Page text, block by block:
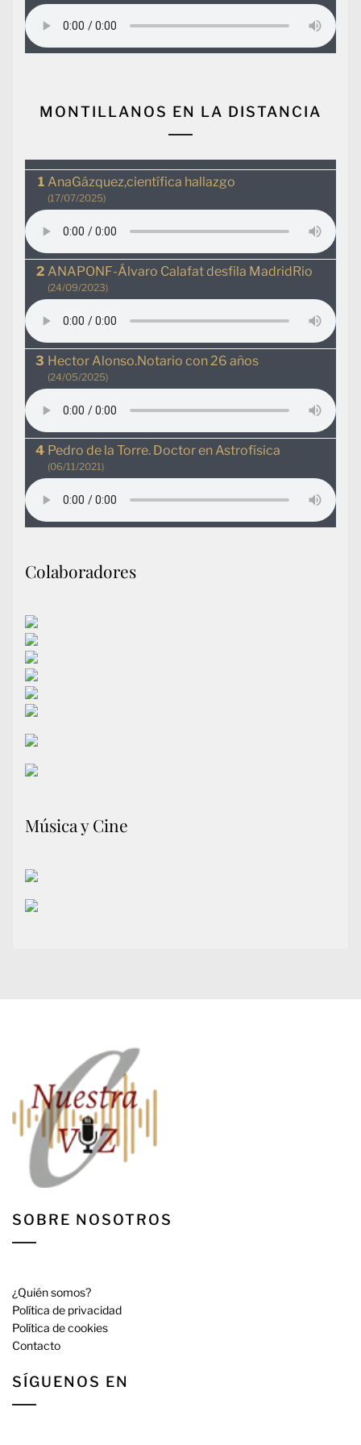
MONTILLANOS EN LA DISTANCIA
AnaGázquez,científica hallazgo
(17/07/2025)
ANAPONF-Álvaro Calafat desfila MadridRio
(24/09/2023)
Hector Alonso.Notario con 26 años
(24/05/2025)
Pedro de la Torre. Doctor en Astrofísica
(06/11/2021)
Colaboradores
Música y Cine
SOBRE NOSOTROS
¿Quién somos?
Política de privacidad
Política de cookies
Contacto
SÍGUENOS EN